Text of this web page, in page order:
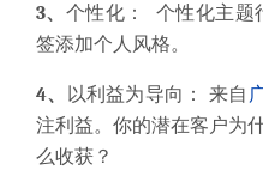
3、 个性化： 个性化主题
签添加个人风格。
4、 以利益为导向： 来自
注利益。你的潜在客户为
么收获？